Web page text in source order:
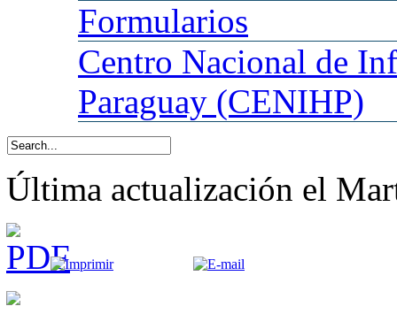
Formularios
Centro Nacional de
Paraguay (CENIHP)
Última actualización el